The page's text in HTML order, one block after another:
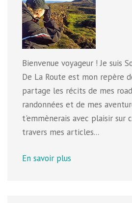
Bienvenue voyageur ! Je suis
De La Route est mon repère
partage les récits de mes
randonnées et de mes
t'emmènerais avec plaisir sur
travers mes articles...
En savoir plus